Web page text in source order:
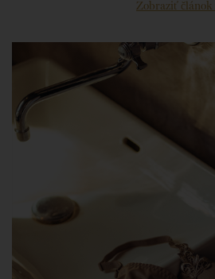
krokmi na určenie presnej
Zobraziť článok